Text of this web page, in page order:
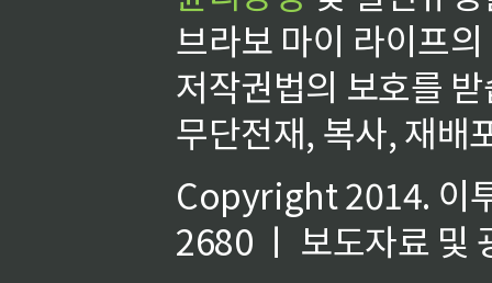
브라보 마이 라이프
저작권법의 보호를
무단전재, 복사, 재배
Copyright 2014. 이
2680 ㅣ 보도자료